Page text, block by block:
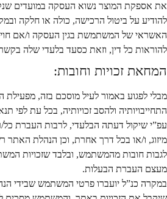
את אספקת המוצר נשוא העסקה במועדים
להודיע על ביטול הרכישה, כולה או חלקה
האשראי של המשתמשת בגין העסקה ו/אם חויב
להוראות כל דין, וזאת כסעד בלעדי שלה
המחאת זכויות וחובות:
מבלי לפגוע באמור לעיל מוסכם בזה,
התחייבויותיה ולהסב זכויותיה, בכל עת לפי
עפ”י שיקול דעתה הבלעדי, לרבות העברת
מיזוג, ו/או בכל דרך אחרת, וכן הנהלת
לגבות חובות מהמשתמש, ובלבד שזכויות
מעצם העברת הבעלות.
במקרה כנ”ל יועברו פרטי המשתמש שבידי